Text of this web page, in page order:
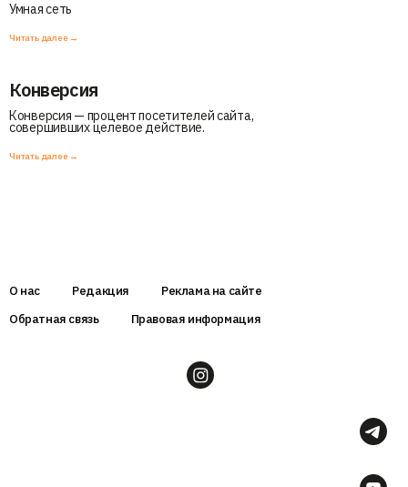
Умная сеть
Читать далее →
Конверсия
Конверсия — процент посетителей сайта,
совершивших целевое действие.
Читать далее →
О нас Редакция
Реклама на сайте
Обратная связь
Правовая информация